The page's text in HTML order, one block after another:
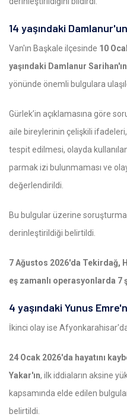
14 yaşındaki
Van'ın Başkale ilçesinde 10
yaşındaki Damlanur Sarihan'ın
yönünde önemli bulgulara
Gürlek’in açıklamasına göre
aile bireylerinin çelişkili ifadeleri,
tespit edilmesi, olayda
parmak izi bulunmaması ve
değerlendirildi.
Bu bulgular üzerine
derinleştirildiği belirtildi.
7 Ağustos 2026'da Tekirdağ,
eş zamanlı operasyonlarda 7
4 yaşındaki Yunus
İkinci olay ise Afyonkarahisar'da
24 Ocak 2026'da hayatını
Yakar'ın, ilk iddiaların aksine
kapsamında elde edilen
belirtildi.